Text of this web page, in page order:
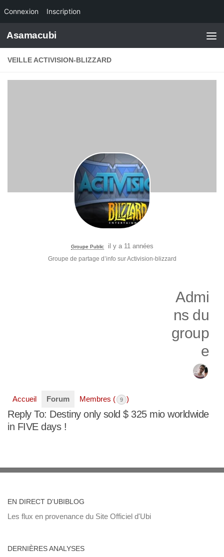
Connexion Inscription
Skip to content
Asamacubi
VEILLE ACTIVISION-BLIZZARD
Groupe Public il y a 11 années
Groupe de partage d’info sur Activision-blizzard
Admi
ns du
group
e
Accueil Forum Membres ( 9 )
Reply To: Destiny only sold $ 325 mio worldwide
in FIVE days !
EN DIRECT D’UBIBLOG
Les flux en provenance du Site Officiel d'Ubi
DERNIÈRES ANALYSES